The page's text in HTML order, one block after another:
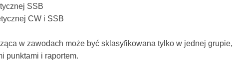
SSB
CW i SSB
w zawodach może być sklasyfikowana tylko w jednej grupie,
punktami i raportem.